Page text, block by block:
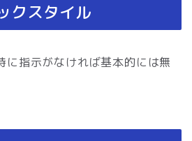
クスタイル
に指示がなければ基本的には無